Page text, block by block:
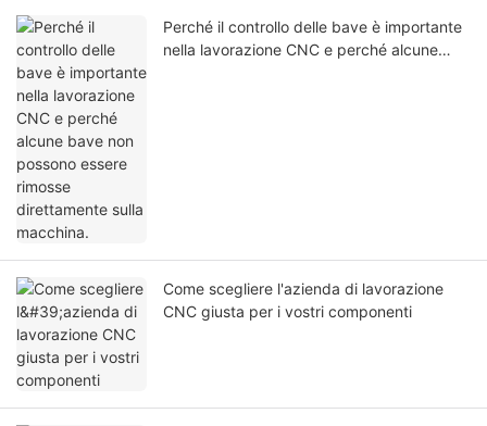
Perché il controllo delle bave è importante
nella lavorazione CNC e perché alcune
Come scegliere l'azienda di lavorazione
CNC giusta per i vostri componenti